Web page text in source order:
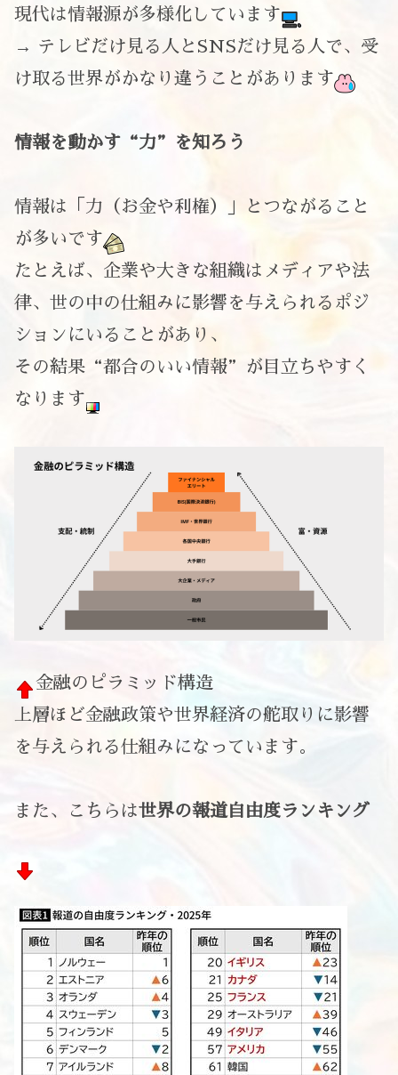
現代は情報源が多様化しています
→ テレビだけ見る人とSNSだけ見る人で、受
け取る世界がかなり違うことがあります
情報を動かす“力”を知ろう
情報は「力（お金や利権）」とつながること
が多いです
たとえば、企業や大きな組織はメディアや法
律、世の中の仕組みに影響を与えられるポジ
ションにいることがあり、
その結果“都合のいい情報”が目立ちやすく
なります
金融のピラミッド構造
上層ほど金融政策や世界経済の舵取りに影響
を与えられる仕組みになっています。
また、こちらは世界の報道自由度ランキング